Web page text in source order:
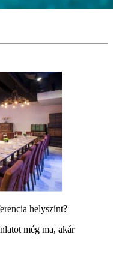
helyszínt?
még ma, akár